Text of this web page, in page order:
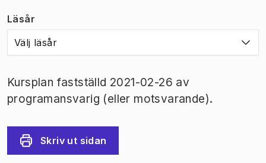
Läsår
Välj läsår
Kursplan fastställd 2021-02-26 av
programansvarig (eller motsvarande).
Skriv ut sidan